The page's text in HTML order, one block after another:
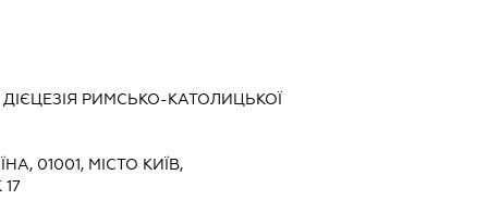
РИМСЬКО-КАТОЛИЦЬКОЇ
01001, МІСТО КИЇВ,